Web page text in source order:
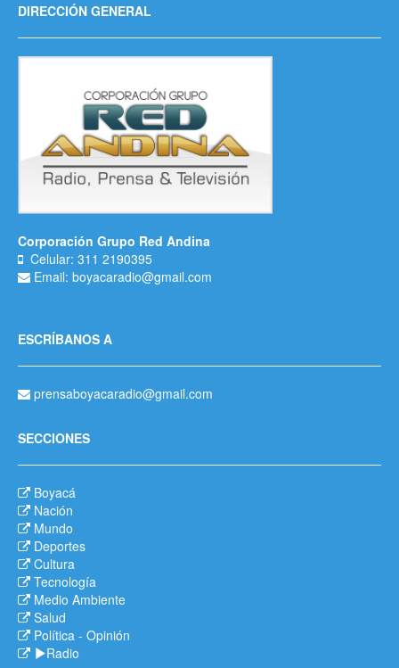
DIRECCIÓN GENERAL
Corporación Grupo Red Andina
Celular: 311 2190395
Email: boyacaradio@gmail.com
ESCRÍBANOS A
prensaboyacaradio@gmail.com
SECCIONES
Boyacá
Nación
Mundo
Deportes
Cultura
Tecnología
Medio Ambiente
Salud
Política - Opinión
Radio